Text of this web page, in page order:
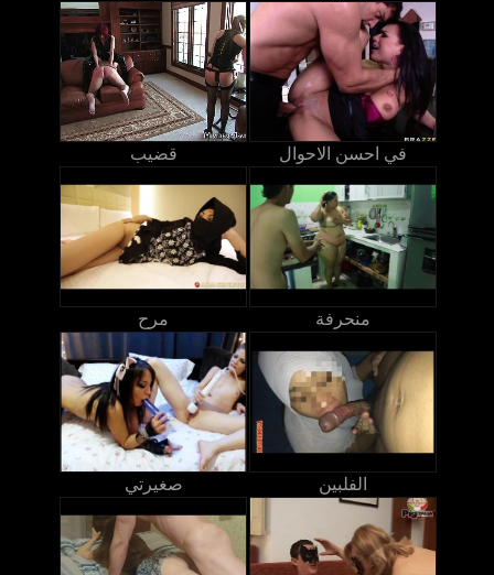
قضيب في احسن الاحوال
مرح منحرفة
صغيرتي الفلبين